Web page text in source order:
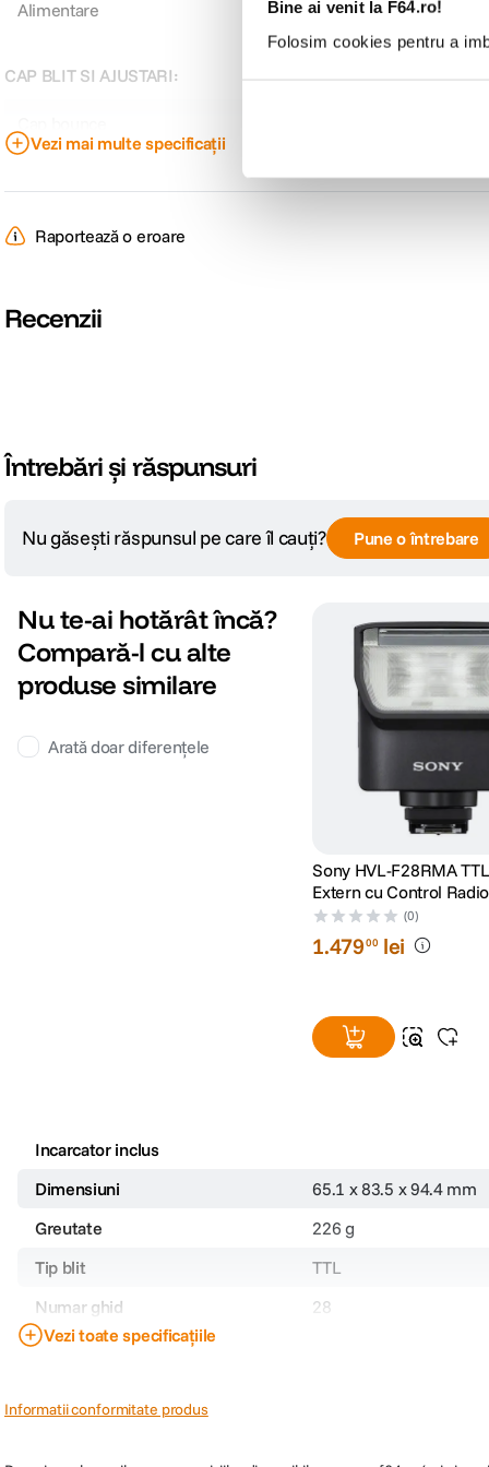
Bine ai venit la F64.ro!
Folosim cookies pentru a
Alimentare 2x AA
CAP BLIT SI AJUSTARI:
Compatibilitate
DETALII PRODUCATOR
Vezi mai multe specificații
Raportează o eroare
Recenzii
Întrebări și răspunsuri
Nu găsești răspunsul pe care îl cauți? Pune o întrebare
Nu te-ai hotărât încă?
Compară-l cu alte
produse similare
Arată doar diferențele
Sony HVL-F28RMA
Extern cu Control
GN28
(0)
1.47900 lei
Incarcator inclus
Dimensiuni
65.1 x 83.5 x 94.4 mm
Greutate
226 g
Tip blit
TTL
Numar ghid
28
Unghi de cuprindere
Cap bounce
Vezi toate specificațiile
Informatii conformitate produs